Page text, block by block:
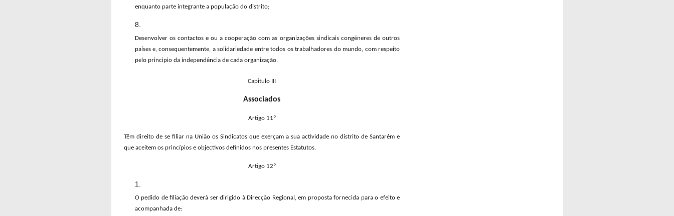
enquanto parte integrante a população do distrito;
Desenvolver os contactos e ou a cooperação com as organizações sindicais congéneres de outros
países e, consequentemente, a solidariedade entre todos os trabalhadores do mundo, com respeito
pelo principio da independência de cada organização.
Capitulo III
Associados
Artigo 11º
Têm direito de se filiar na União os Sindicatos que exerçam a sua actividade no distrito de Santarém e
que aceitem os princípios e objectivos definidos nos presentes Estatutos.
Artigo 12º
O pedido de filiação deverá ser dirigido à Direcção Regional, em proposta fornecida para o efeito e
acompanhada de: